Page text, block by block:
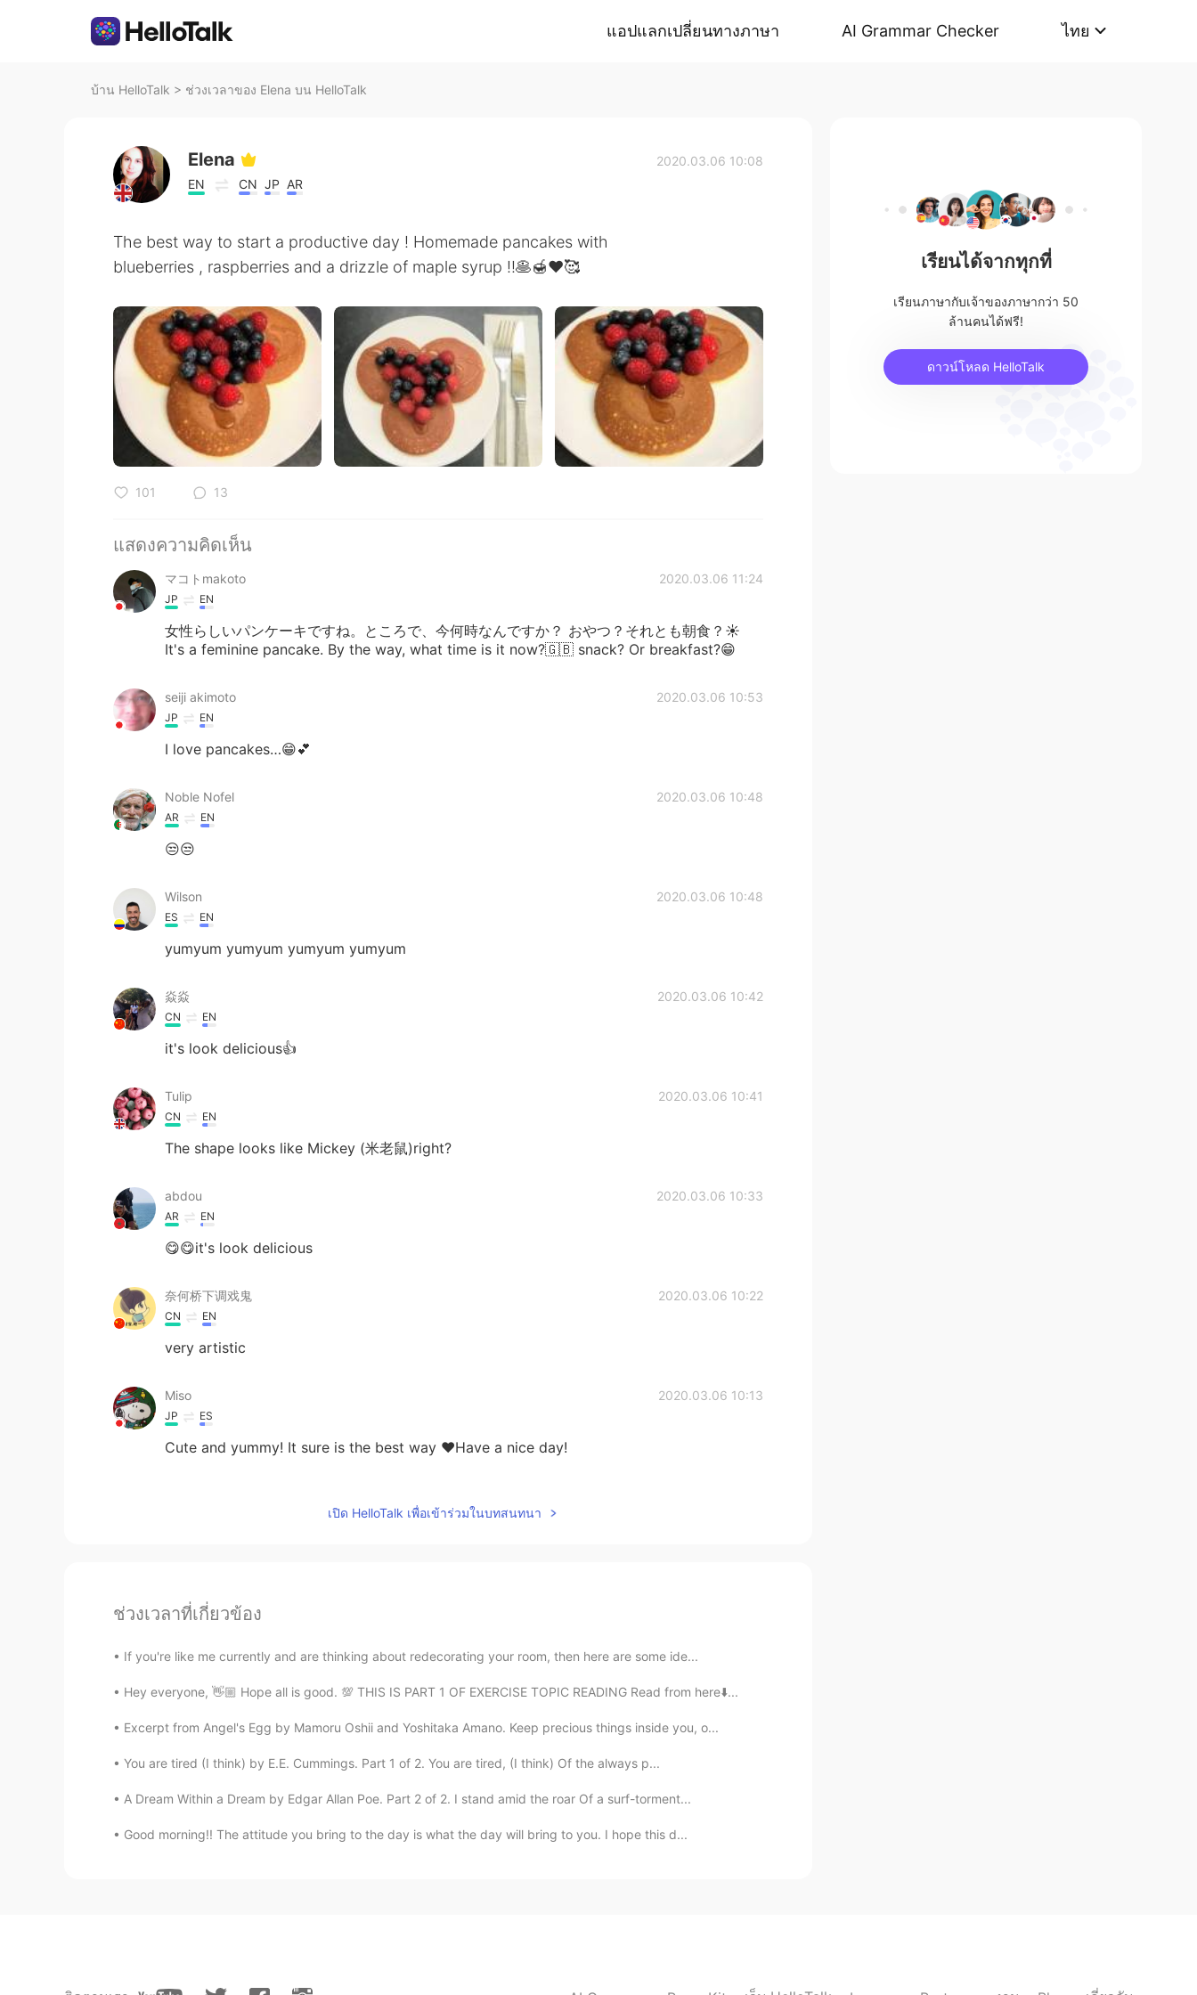
แอปแลกเปลี่ยนทางภาษา AI Grammar Checker ไทย
บ้าน HelloTalk > ช่วงเวลาของ Elena บน HelloTalk
Elena
EN CN JP AR
2020.03.06 10:08
The best way to start a productive day ! Homemade pancakes with
blueberries , raspberries and a drizzle of maple syrup !!🥞🍯❤️🥰
101 13
แสดงความคิดเห็น
マコトmakoto 2020.03.06 11:24
JP EN
女性らしいパンケーキですね。ところで、今何時なんですか？ おやつ？それとも朝食？☀
It's a feminine pancake. By the way, what time is it now?🇬🇧 snack? Or breakfast?😁
seiji akimoto 2020.03.06 10:53
JP EN
I love pancakes…😁💕
Noble Nofel 2020.03.06 10:48
AR EN
😒😒
Wilson 2020.03.06 10:48
ES EN
yumyum yumyum yumyum yumyum
焱焱 2020.03.06 10:42
CN EN
it's look delicious👍
Tulip 2020.03.06 10:41
CN EN
The shape looks like Mickey (米老鼠)right?
abdou 2020.03.06 10:33
AR EN
😋😋it's look delicious
奈何桥下调戏鬼 2020.03.06 10:22
CN EN
very artistic
Miso 2020.03.06 10:13
JP ES
Cute and yummy! It sure is the best way ♥Have a nice day!
AR PT
한별 2020.03.06 10:10
Nancy 2020.03.06 10:10
nice😘
เปิด HelloTalk เพื่อเข้าร่วมในบทสนทนา
ช่วงเวลาที่เกี่ยวข้อง
If you're like me currently and are thinking about redecorating your room, then here are some ide...
Hey everyone, 👋🏼 Hope all is good. 💯 THIS IS PART 1 OF EXERCISE TOPIC READING Read from here⬇️...
Excerpt from Angel's Egg by Mamoru Oshii and Yoshitaka Amano. Keep precious things inside you, o...
You are tired (I think) by E.E. Cummings. Part 1 of 2. You are tired, (I think) Of the always p...
A Dream Within a Dream by Edgar Allan Poe. Part 2 of 2. I stand amid the roar Of a surf-torment...
Good morning!! The attitude you bring to the day is what the day will bring to you. I hope this d...
เรียนได้จากทุกที่
เรียนภาษากับเจ้าของภาษากว่า 50
ล้านคนได้ฟรี!
ดาวน์โหลด HelloTalk